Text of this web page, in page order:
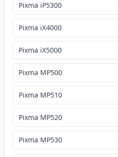
Pixma iP5300
Pixma iX4000
Pixma iX5000
Pixma MP500
Pixma MP510
Pixma MP520
Pixma MP530